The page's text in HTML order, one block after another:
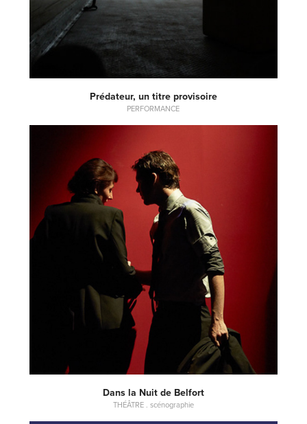
Prédateur, un titre provisoire
PERFORMANCE
Dans la Nuit de Belfort
THÉÂTRE . scénographie